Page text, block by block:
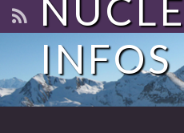
INFOS